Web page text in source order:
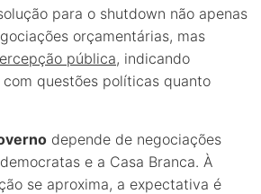
para o shutdown não apenas
orçamentárias, mas
pública, indicando
questões políticas quanto
depende de negociações
e a Casa Branca. À
se aproxima, a expectativa é